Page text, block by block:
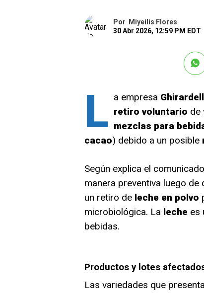
Por
Miyeilis Flores
30 Abr 2026, 12:59 PM EDT
L a empresa
retiro voluntario de
mezclas para
cacao) debido a un posible
Según explica el
manera preventiva luego de
un retiro de leche en polvo
microbiológica. La lechees
bebidas.
Productos y lotes
Las variedades que